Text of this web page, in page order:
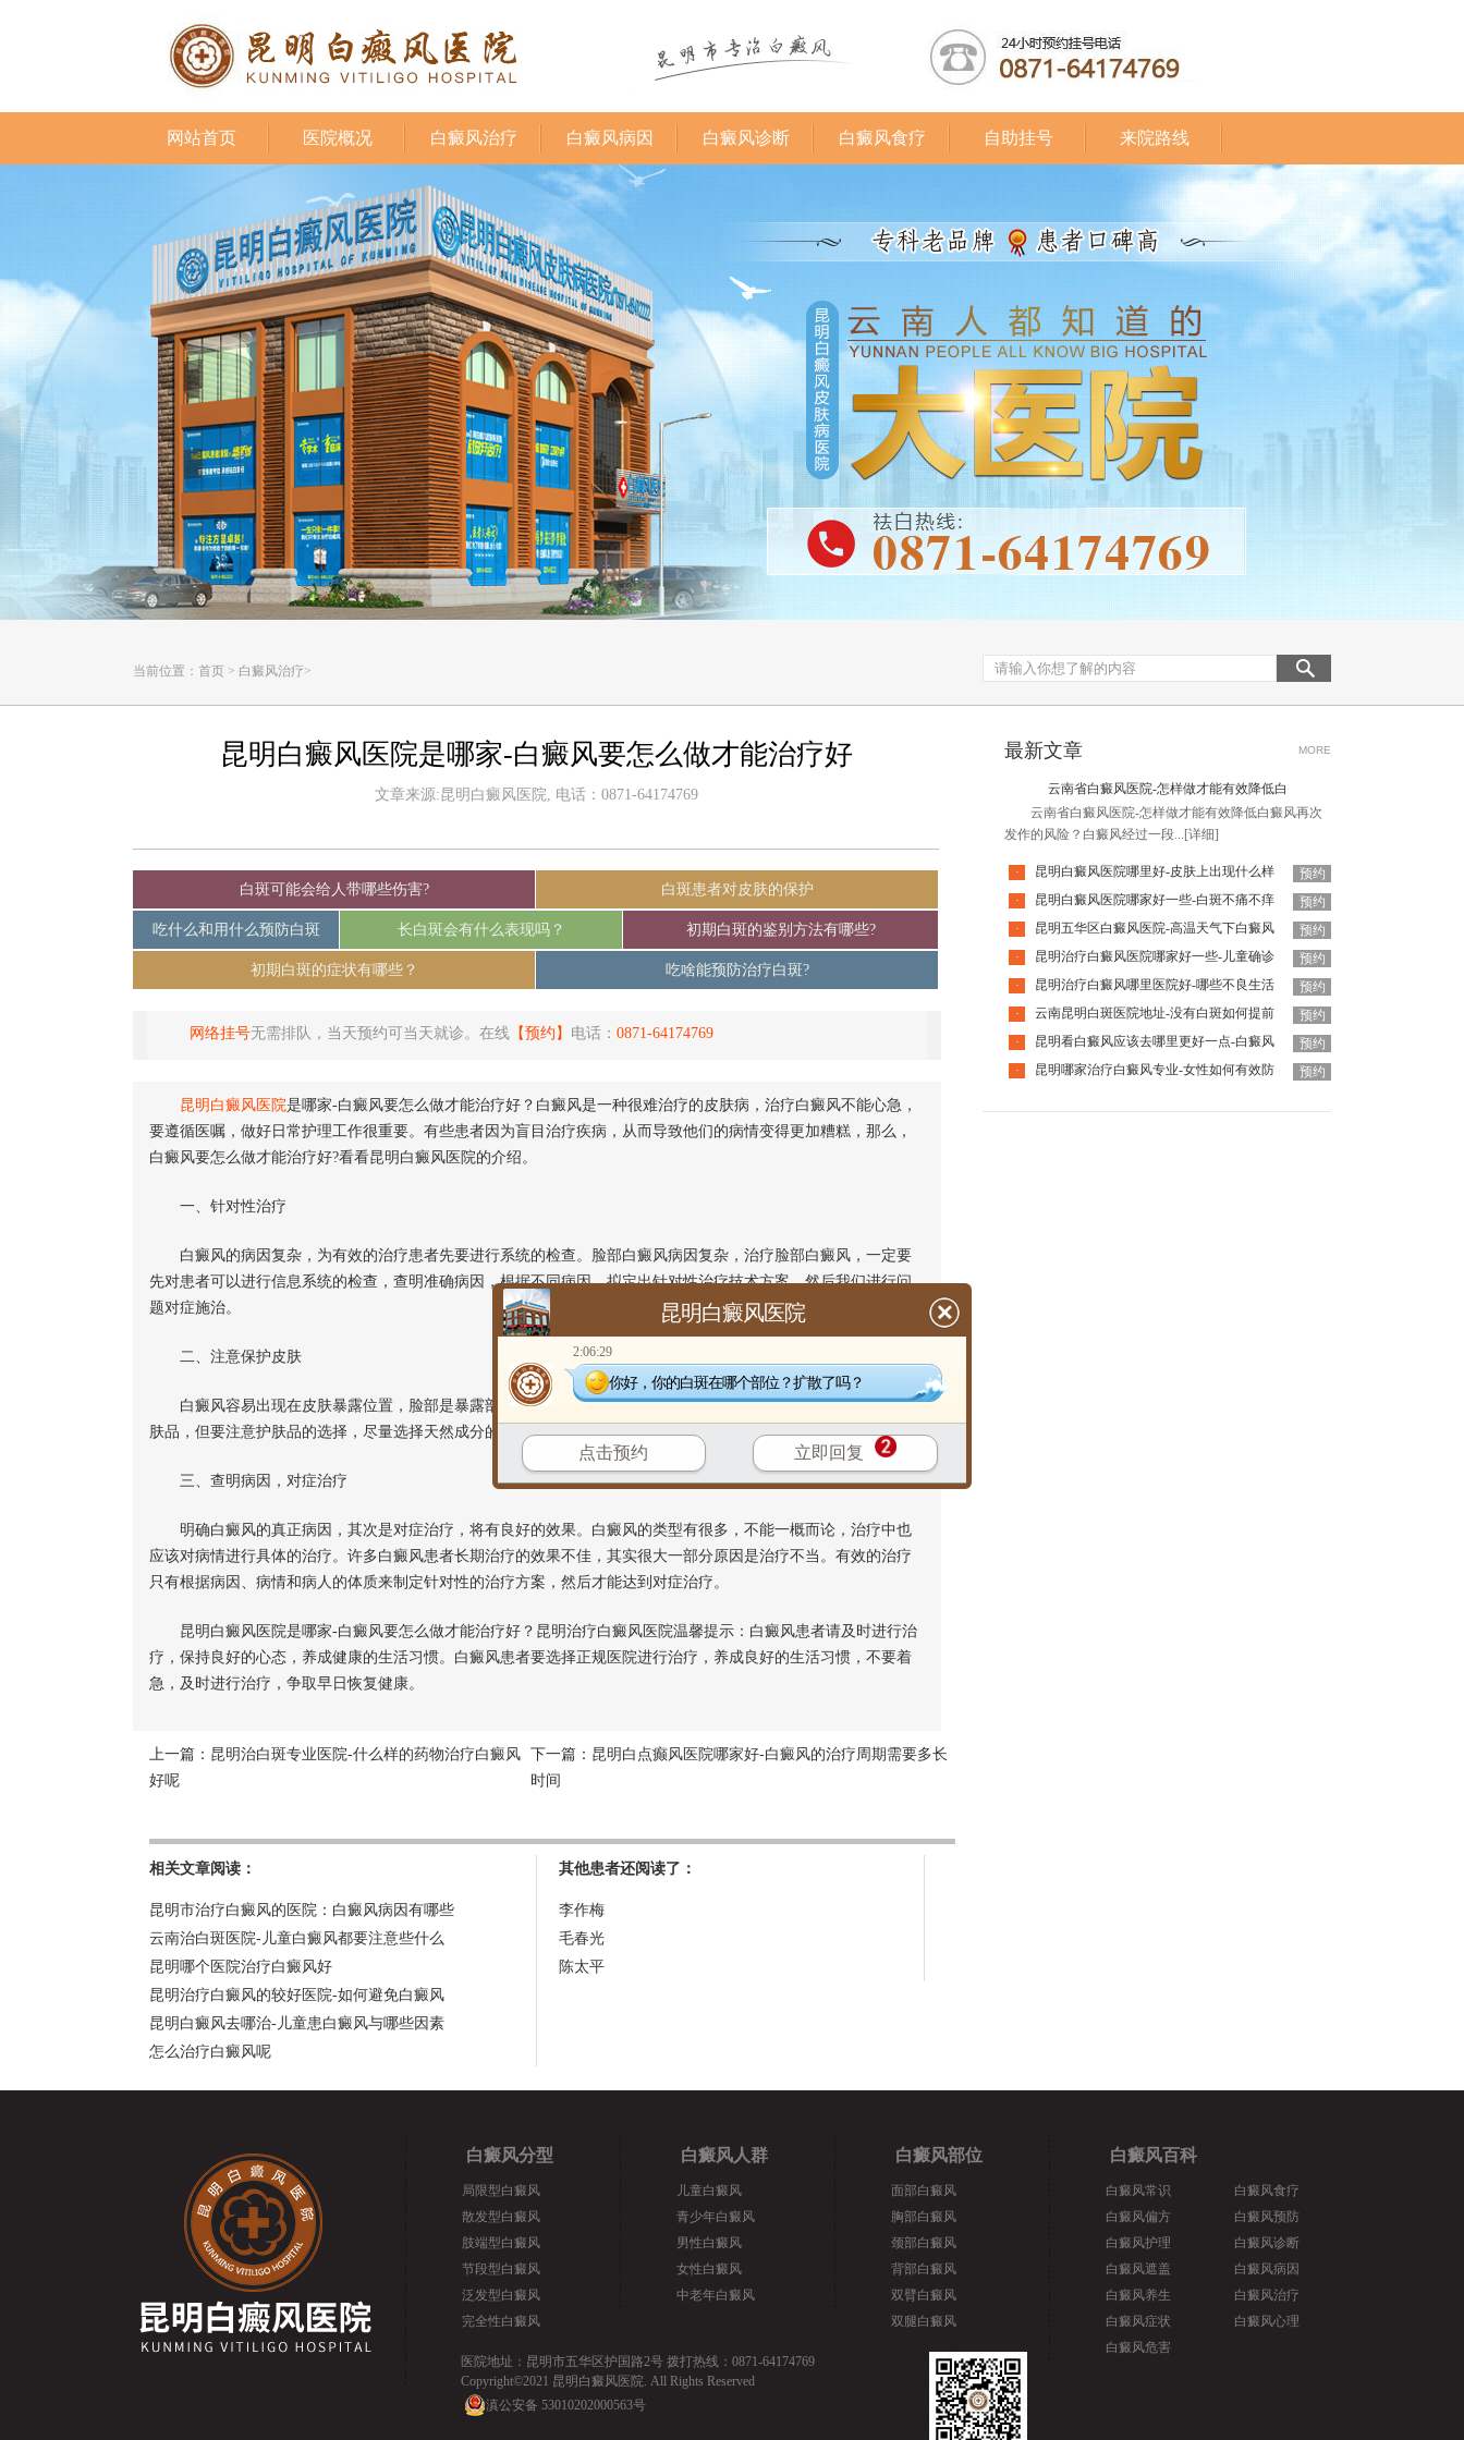
网站首页 医院概况 白癜风治疗 白癜风病因 白癜风诊断 白癜风食疗 自助挂号 来院路线
当前位置： 首页 > 白癜风治疗>
昆明白癜风医院是哪家-白癜风要怎么做才能治疗好
文章来源:昆明白癜风医院, 电话：0871-64174769
白斑可能会给人带哪些伤害? 白斑患者对皮肤的保护
吃什么和用什么预防白斑 长白斑会有什么表现吗？ 初期白斑的鉴别方法有哪些?
初期白斑的症状有哪些？ 吃啥能预防治疗白斑?
网络挂号无需排队，当天预约可当天就诊。在线 【预约】 电话： 0871-64174769
昆明白癜风医院是哪家-白癜风要怎么做才能治疗好？白癜风是一种很难治疗的皮肤病，治疗白癜风不能心急，
要遵循医嘱，做好日常护理工作很重要。有些患者因为盲目治疗疾病，从而导致他们的病情变得更加糟糕，那么，
白癜风要怎么做才能治疗好?看看昆明白癜风医院的介绍。
一、针对性治疗
白癜风的病因复杂，为有效的治疗患者先要进行系统的检查。脸部白癜风病因复杂，治疗脸部白癜风，一定要
先对患者可以进行信息系统的检查，查明准确病因，根据不同病因，拟定出针对性治疗技术方案，然后我们进行问
题对症施治。
二、注意保护皮肤
白癜风容易出现在皮肤暴露位置，脸部是暴露部位，患者要防止暴晒和外伤，在夏天出门前，可以选择一些护
肤品，但要注意护肤品的选择，尽量选择天然成分的。同时，保护脸部，避免脸部的外伤。
三、查明病因，对症治疗
明确白癜风的真正病因，其次是对症治疗，将有良好的效果。白癜风的类型有很多，不能一概而论，治疗中也
应该对病情进行具体的治疗。许多白癜风患者长期治疗的效果不佳，其实很大一部分原因是治疗不当。有效的治疗
只有根据病因、病情和病人的体质来制定针对性的治疗方案，然后才能达到对症治疗。
昆明白癜风医院是哪家-白癜风要怎么做才能治疗好？昆明治疗白癜风医院温馨提示：白癜风患者请及时进行治
疗，保持良好的心态，养成健康的生活习惯。白癜风患者要选择正规医院进行治疗，养成良好的生活习惯，不要着
急，及时进行治疗，争取早日恢复健康。
上一篇： 昆明治白斑专业医院-什么样的药物治疗白癜风
好呢
下一篇： 昆明白点癫风医院哪家好-白癜风的治疗周期需要多长
时间
相关文章阅读：
昆明市治疗白癜风的医院：白癜风病因有哪些
云南治白斑医院-儿童白癜风都要注意些什么
昆明哪个医院治疗白癜风好
昆明治疗白癜风的较好医院-如何避免白癜风
昆明白癜风去哪治-儿童患白癜风与哪些因素
怎么治疗白癜风呢
其他患者还阅读了：
李作梅
毛春光
陈太平
最新文章 MORE
云南省白癜风医院-怎样做才能有效降低白
云南省白癜风医院-怎样做才能有效降低白癜风再次
发作的风险？白癜风经过一段... [详细]
· 昆明白癜风医院哪里好-皮肤上出现什么样
预约
·
昆明白癜风医院哪家好一些-白斑不痛不痒
预约
·
昆明五华区白癜风医院-高温天气下白癜风
预约
·
昆明治疗白癜风医院哪家好一些-儿童确诊
预约
·
昆明治疗白癜风哪里医院好-哪些不良生活
预约
·
云南昆明白斑医院地址-没有白斑如何提前
预约
·
昆明看白癜风应该去哪里更好一点-白癜风
预约
·
昆明哪家治疗白癜风专业-女性如何有效防 预约
白癜风分型
局限型白癜风
散发型白癜风
肢端型白癜风
节段型白癜风
泛发型白癜风
完全性白癜风
白癜风人群
儿童白癜风
青少年白癜风
男性白癜风
女性白癜风
中老年白癜风
白癜风部位
面部白癜风
胸部白癜风
颈部白癜风
背部白癜风
双臂白癜风
双腿白癜风
白癜风百科
白癜风常识
白癜风偏方
白癜风护理
白癜风遮盖
白癜风养生
白癜风症状
白癜风危害
白癜风食疗
白癜风预防
白癜风诊断
白癜风病因
白癜风治疗
白癜风心理
医院地址：昆明市五华区护国路2号 拨打热线：0871-64174769
Copyright©2021 昆明白癜风医院. All Rights Reserved
滇公安备 53010202000563号
昆明白癜风医院
2:06:29
你好，你的白斑在哪个部位？扩散了吗？
点击预约 立即回复